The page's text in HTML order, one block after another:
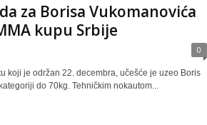
za Borisa Vukomanovića
kupu Srbije
0
koji je održan 22. decembra, učešće je uzeo Boris
do 70kg. Tehničkim nokautom...